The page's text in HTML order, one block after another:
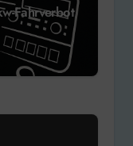
Fahrverbot